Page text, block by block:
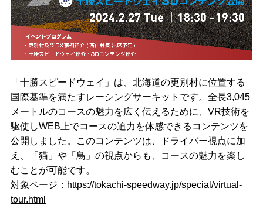
「十勝スピードウェイ」は、北海道の更別村に位置する
国際基準を満たすレーシングサーキットです。全長3,045
メートルのコースの魅力を広く伝えるために、VR技術を
駆使しWEB上でコースの迫力を体感できるコンテンツを
公開しました。このコンテンツは、ドライバー視点に加
え、「猫」や「鳥」の視点からも、コースの魅力を楽し
むことが可能です。
対象ページ： https://tokachi-speedway.jp/special/virtual-
tour.html